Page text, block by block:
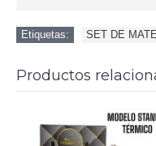
Etiquetas: SET DE MATE
Productos